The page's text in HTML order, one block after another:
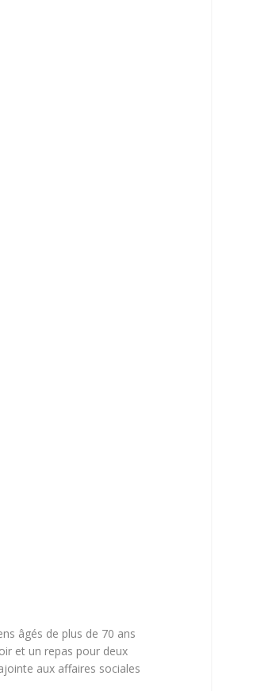
âgés de plus de 70 ans
et un repas pour deux
aux affaires sociales